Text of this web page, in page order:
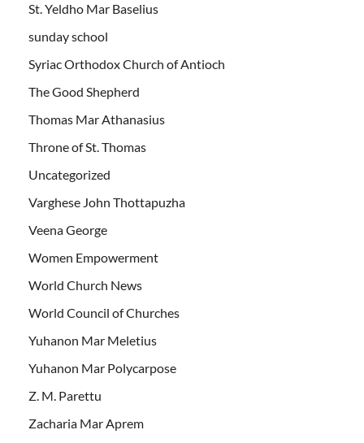
St. Yeldho Mar Baselius
sunday school
Syriac Orthodox Church of Antioch
The Good Shepherd
Thomas Mar Athanasius
Throne of St. Thomas
Uncategorized
Varghese John Thottapuzha
Veena George
Women Empowerment
World Church News
World Council of Churches
Yuhanon Mar Meletius
Yuhanon Mar Polycarpose
Z. M. Parettu
Zacharia Mar Aprem